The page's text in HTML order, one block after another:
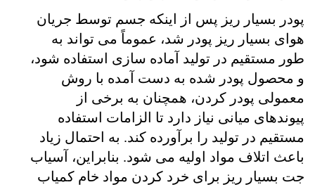
پودر بسیار ریز پس از اینکه جسم توسط جریان
هوای بسیار ریز پودر شد، عموماً می تواند به
طور مستقیم در تولید آماده سازی استفاده شود،
و محصول پودر شده به دست آمده با روش
معمولی پودر کردن، همچنان به برخی از
پیوندهای میانی نیاز دارد تا الزامات استفاده
مستقیم در تولید را برآورده کند. به احتمال زیاد
باعث اتلاف مواد اولیه می شود. بنابراین، آسیاب
جت بسیار ریز برای خرد کردن مواد خام کمیاب